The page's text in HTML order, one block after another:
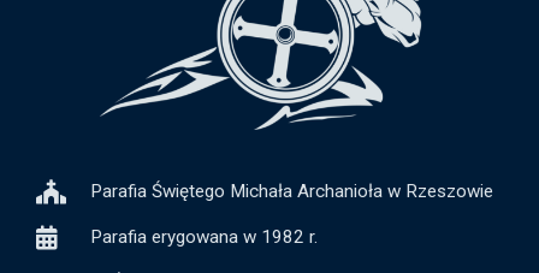
Parafia Świętego Michała Archanioła w Rzeszowie
Parafia erygowana w 1982 r.